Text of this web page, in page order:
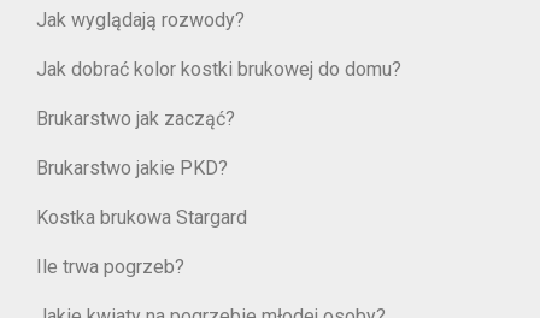
Jak wyglądają rozwody?
Jak dobrać kolor kostki brukowej do domu?
Brukarstwo jak zacząć?
Brukarstwo jakie PKD?
Kostka brukowa Stargard
Ile trwa pogrzeb?